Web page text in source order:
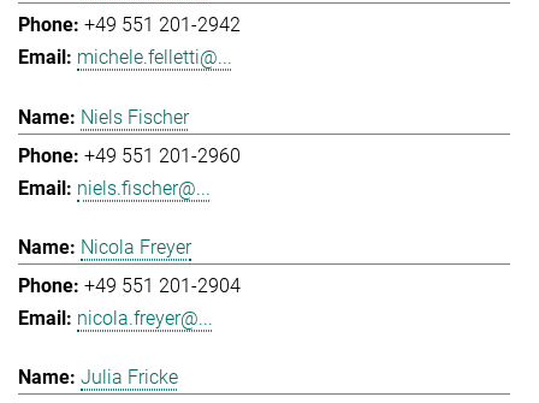
+49 551 201-2942
michele.felletti@...
Niels Fischer
+49 551 201-2960
niels.fischer@...
Nicola Freyer
+49 551 201-2904
nicola.freyer@...
Julia Fricke